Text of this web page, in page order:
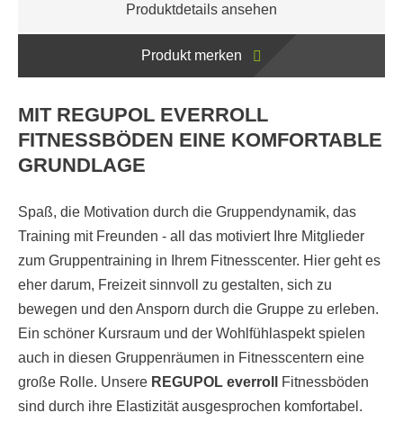
Produktdetails ansehen
Produkt merken
MIT REGUPOL EVERROLL
FITNESSBÖDEN EINE KOMFORTABLE
GRUNDLAGE
Spaß, die Motivation durch die Gruppendynamik, das
Training mit Freunden - all das motiviert Ihre Mitglieder
zum Gruppentraining in Ihrem Fitnesscenter. Hier geht es
eher darum, Freizeit sinnvoll zu gestalten, sich zu
bewegen und den Ansporn durch die Gruppe zu erleben.
Ein schöner Kursraum und der Wohlfühlaspekt spielen
auch in diesen Gruppenräumen in Fitnesscentern eine
große Rolle. Unsere REGUPOL everroll
Fitnessböden
sind durch ihre Elastizität ausgesprochen komfortabel.